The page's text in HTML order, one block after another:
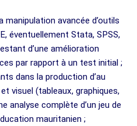
avancée d’outils
éventuellement Stata, SPSS,
d’une amélioration
par rapport à un test initial ;
dans la production d’au
visuel (tableaux, graphiques,
analyse complète d’un jeu de
mauritanien ;